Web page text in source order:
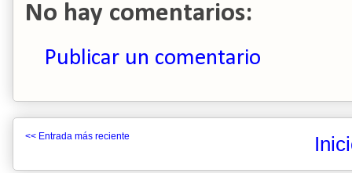
No hay comentarios:
Publicar un comentario
<< Entrada más reciente